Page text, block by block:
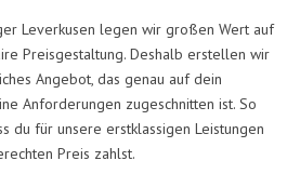
Leverkusen legen wir großen Wert auf
Preisgestaltung. Deshalb erstellen wir
Angebot, das genau auf dein
Anforderungen zugeschnitten ist. So
du für unsere erstklassigen Leistungen
Preis zahlst.